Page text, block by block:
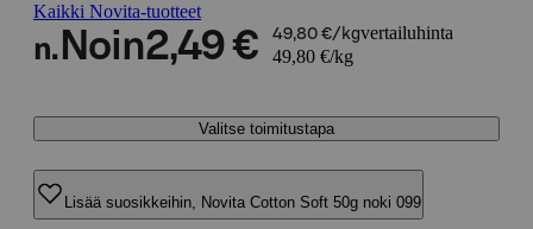
Kaikki Novita-tuotteet
n. Noin2,49 € 49,80 €/kgvertailuhinta
49,80 €/kg
Valitse toimitustapa
Lisää suosikkeihin, Novita Cotton Soft 50g noki 099